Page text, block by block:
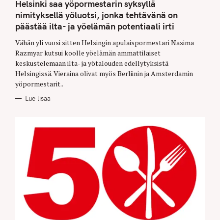
E
G
O
R
I
S
Helsinki saa yöpormestarin syksyllä
nimityksellä yöluotsi, jonka tehtävänä on
päästää ilta- ja yöelämän potentiaali irti
Vähän yli vuosi sitten Helsingin apulaispormestari Nasima
Razmyar kutsui koolle yöelämän ammattilaiset
keskustelemaan ilta- ja yötalouden edellytyksistä
Helsingissä. Vieraina olivat myös Berliinin ja Amsterdamin
yöpormestarit..
Lue lisää